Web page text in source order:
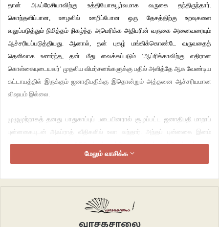
தான் அஃப்ரேசியாவிற்கு உத்தியோகபூர்வமாக வருகை தந்திருந்தார்.
கொந்தளிப்பான, ஊழலில் ஊறிப்போன ஒரு தேசத்திற்கு உறவுகளை
வலுப்படுத்தும் நிமித்தம் நிகழ்ந்த அமெரிக்க அதிபரின் வருகை அனைவரையும்
ஆச்சரியப்படுத்தியது. ஆனால், தன் புகழ் மங்கிக்கொண்டே வருவதைத்
தெளிவாக உணர்ந்த, தன் மீது வைக்கப்படும் ‘ஆப்ரிக்காவிற்கு எதிரான
கொள்கையுடையவர்’ முதலிய விமர்சனங்களுக்கு பதில் அளித்தே ஆக வேண்டிய
கட்டாயத்தில் இருக்கும் ஜனாதிபதிக்கு இதொன்றும் அத்தனை ஆச்சரியமான
விஷயம் இல்லை.
முழுமுற்றாகத் தனது பாதுகாப்புப் படையினரால் சூழப்பட்ட ஜனாதிபதி மாறாப்
புன்னகையுடன் அஃப்ராத் வீதிகளில் உலா வந்தார். அந்தப் புன்னகை இனம்
புரியாத ஒரு அச்சத்தை வீதியெங்கும் பரப்பியவாறு அவர் உதட்டுடன் ஒட்டாமல்
சென்று கொண்டிருந்தது. எங்கிருந்தோ வந்த ஒரு குண்டு கண்ணிமைக்கும்
எந்தப் பயனும் இல்லமால் உலகின் சக்தி வாய்ந்த ஒரு மனிதனின் கால்கள்
உபயோகமற்று மண்ணில் வீழ்ந்தன. மே 5, 2007, ஐந்து ஐந்து, நினைவில் வைத்துக்
மேலும் வாசிக்க